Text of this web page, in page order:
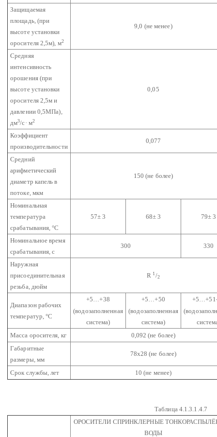
Защищаемая
площадь, (при
высоте установки
оросителя 2,5м), м2
9,0 (не менее)
Средняя
интенсивность
орошения (при
высоте установки
оросителя 2,5м и
давлении 0,5МПа),
дм3/с· м2
0,05
Коэффициент
производительности
0,077
Средний
арифметический
диаметр капель в
потоке, мкм
150 (не более)
Номинальная
температура
срабатывания, °С
57± 3 68± 3 79± 3
Номинальное время
срабатывания, с
300 330
Наружная
присоединительная
резьба, дюйм
R 1 /2
Диапазон рабочих
температур, °С
+5…+38
(водозаполненная
система)
+5…+50
(водозаполненная
система)
Масса оросителя, кг
0,092 (не более)
Габаритные
размеры, мм
78х28 (не более)
Срок службы, лет 10 (не менее)
Таблица 4.1.3.1.4.7
ОРОСИТЕЛИ СПРИНКЛЕРНЫЕ
ВОДЫ